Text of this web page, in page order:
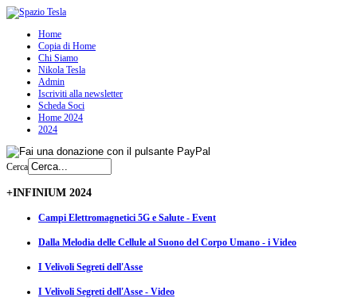
Home
Copia di Home
Chi Siamo
Nikola Tesla
Admin
Iscriviti alla newsletter
Scheda Soci
Home 2024
2024
Cerca
+INFINIUM 2024
Campi Elettromagnetici 5G e Salute - Event
Dalla Melodia delle Cellule al Suono del Corpo Umano - i Video
I Velivoli Segreti dell'Asse
I Velivoli Segreti dell'Asse - Video